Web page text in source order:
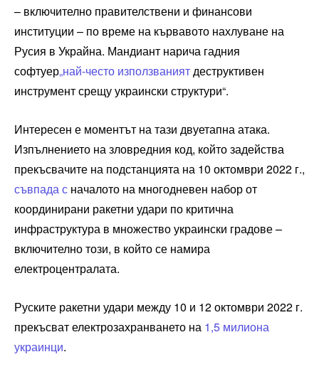
– включително правителствени и финансови
институции – по време на кървавото нахлуване на
Русия в Украйна. Мандиант нарича гадния
софтуер„най-често използваниятдеструктивен
инструмент срещу украински структури“.
Интересен е моментът на тази двуетапна атака.
Изпълнението на зловредния код, който задейства
прекъсвачите на подстанцията на 10 октомври 2022 г.,
съвпада с началото на многодневен набор от
координирани ракетни удари по критична
инфраструктура в множество украински градове –
включително този, в който се намира
електроцентралата.
Руските ракетни удари между 10 и 12 октомври 2022 г.
прекъсват електрозахранването на 1,5 милиона
украинци.